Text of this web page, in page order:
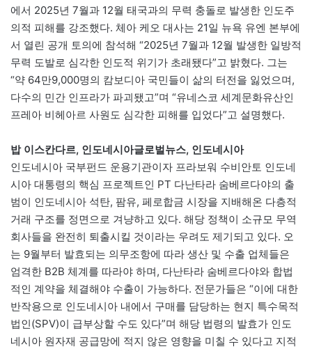
에서 2025년 7월과 12월 태국과의 무력 충돌로 발생한 인도주
의적 피해를 강조했다. 체아 케오 대사는 21일 뉴욕 유엔 본부에
서 열린 공개 토의에 참석해 “2025년 7월과 12월 발생한 일방적
무력 도발로 심각한 인도적 위기가 초래됐다”고 밝혔다. 그는
“약 64만9,000명의 캄보디아 국민들이 삶의 터전을 잃었으며,
다수의 민간 인프라가 파괴됐고”며 “유네스코 세계문화유산인
프레아 비헤아르 사원도 심각한 피해를 입었다”고 설명했다.
밥 이스칸다르, 인도네시아글로벌뉴스, 인도네시아
인도네시아 국부펀드 운용기관이자 프라보워 수비안토 인도네
시아 대통령의 핵심 프로젝트인 PT 다난타라 숨베르다야의 출
범이 인도네시아 석탄, 팜유, 페로합금 시장을 지배해온 다층적
거래 구조를 정면으로 겨냥하고 있다. 해당 정책이 소규모 무역
회사들을 완전히 퇴출시킬 것이라는 우려도 제기되고 있다. 오
는 9월부터 발효되는 의무조항에 따라 생산 및 수출 업체들은
엄격한 B2B 체계를 따라야 하며, 다난타라 숨베르다야와 합법
적인 계약을 체결해야 수출이 가능하다. 전문가들은 “이에 대한
반작용으로 인도네시아 내에서 구매를 담당하는 현지 특수목적
법인(SPV)이 급부상할 수도 있다”며 해당 법령의 발효가 인도
네시아 원자재 공급망에 적지 않은 영향을 미칠 수 있다고 지적